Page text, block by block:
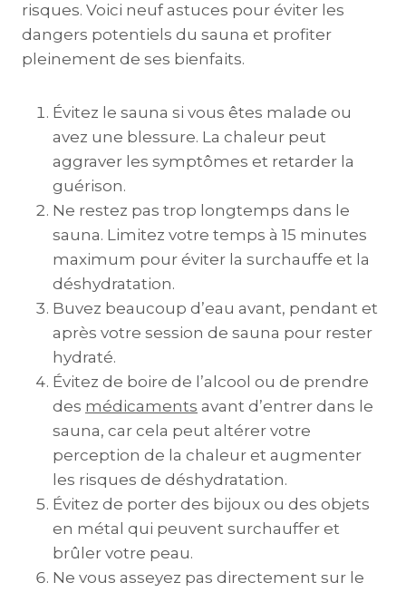
risques. Voici neuf astuces pour éviter les
dangers potentiels du sauna et profiter
pleinement de ses bienfaits.
Évitez le sauna si vous êtes malade ou
avez une blessure. La chaleur peut
aggraver les symptômes et retarder la
guérison.
Ne restez pas trop longtemps dans le
sauna. Limitez votre temps à 15 minutes
maximum pour éviter la surchauffe et la
déshydratation.
Buvez beaucoup d’eau avant, pendant et
après votre session de sauna pour rester
hydraté.
Évitez de boire de l’alcool ou de prendre
des médicaments avant d’entrer dans le
sauna, car cela peut altérer votre
perception de la chaleur et augmenter
les risques de déshydratation.
Évitez de porter des bijoux ou des objets
en métal qui peuvent surchauffer et
brûler votre peau.
Ne vous asseyez pas directement sur le